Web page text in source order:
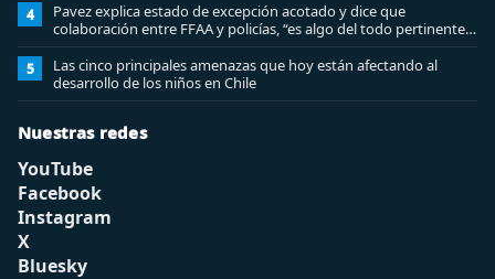
4
Pavez explica estado de excepción acotado y dice que
colaboración entre FFAA y policías, “es algo del todo pertinente
analizar”
5
Las cinco principales amenazas que hoy están afectando al
desarrollo de los niños en Chile
Nuestras redes
YouTube
Facebook
Instagram
X
Bluesky